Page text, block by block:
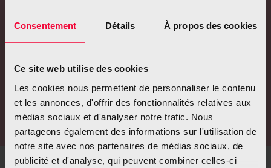
Consentement Détails À propos des cookies
Ce site web utilise des cookies
Les cookies nous permettent de personnaliser le contenu
et les annonces, d'offrir des fonctionnalités relatives aux
médias sociaux et d'analyser notre trafic. Nous
partageons également des informations sur l'utilisation de
notre site avec nos partenaires de médias sociaux, de
publicité et d'analyse, qui peuvent combiner celles-ci